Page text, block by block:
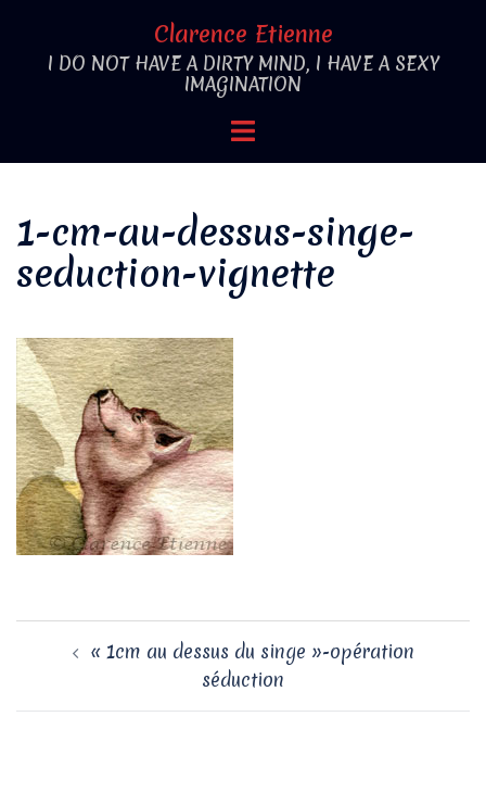
contenu
Clarence Etienne
I DO NOT HAVE A DIRTY MIND, I HAVE A SEXY
IMAGINATION
Ouvrir/fermer
1-cm-au-dessus-singe-
seduction-vignette
Navigation
d’article« 1cm au dessus du singe »-opération
séduction